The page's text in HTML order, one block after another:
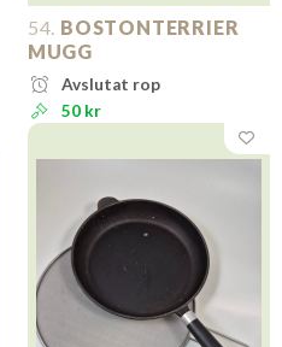
54. BOSTONTERRIER
MUGG
Avslutat rop
50 kr